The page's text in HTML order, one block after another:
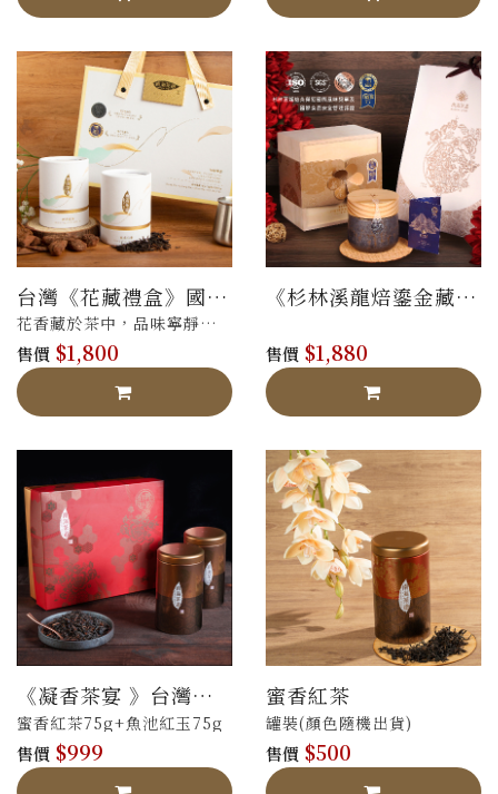
台灣《花藏禮盒》國際
認可-法國AVPA 銀牌 /
比利時ITQI 3 星獎
花香藏於茶中，品味寧靜滿
足-桂花烏龍75g+蜜香紅茶
50g 精裝
售價 $1,800
《杉林溪龍焙鎏金藏
比利時ITQI 2星獎
售價 $1,880
《凝香茶宴 》台灣紅
茶禮盒
蜜香紅茶75g+魚池紅玉75g
售價 $999
蜜香紅茶
罐裝(顏色隨機出貨)
售價 $500